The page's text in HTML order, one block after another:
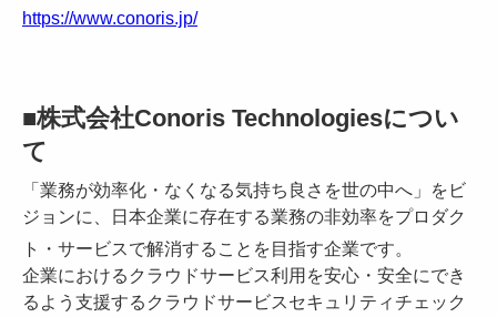
https://www.conoris.jp/
■株式会社Conoris Technologiesについ
て
「業務が効率化・なくなる気持ち良さを世の中へ」をビ
ジョンに、日本企業に存在する業務の非効率をプロダク
ト・サービスで解消することを目指す企業です。
企業におけるクラウドサービス利用を安心・安全にでき
るよう支援するクラウドサービスセキュリティチェック